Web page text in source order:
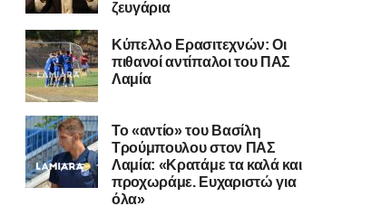
ζευγάρια
Κύπελλο Ερασιτεχνών: Οι
πιθανοί αντίπαλοι του ΠΑΣ
Λαμία
Το «αντίο» του Βασίλη
Τρούμπουλου στον ΠΑΣ
Λαμία: «Κρατάμε τα καλά και
προχωράμε. Ευχαριστώ για
όλα»